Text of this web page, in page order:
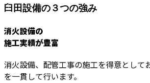
臼田設備の３つの強み
消火設備の
施工実績が豊富
消火設備、配管工事の施工を得意として
を一貫して行います。